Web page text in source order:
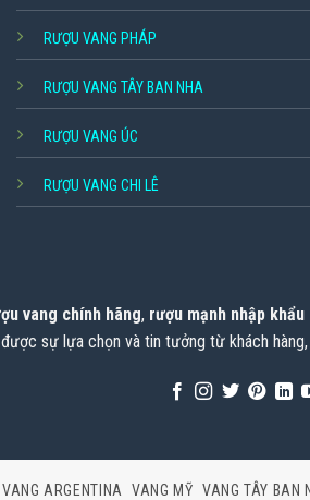
RƯỢU VANG PHÁP
RƯỢU VANG TÂY BAN NHA
RƯỢU VANG ÚC
RƯỢU VANG CHI LÊ
vang chính hãng, rượu mạnh nhập
sự lựa chọn và tin tưởng từ khách
VANG ARGENTINA VANG MỸ VANG TÂY BAN